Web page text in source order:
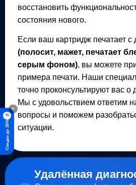
×
%
Скидка до 20%
восстановить
состояния нового.
Если ваш картридж печатает с
(полосит, мажет, печатает
серым фоном), вы можете
примера печати. Наши
точно проконсультируют вас
Мы с удовольствием ответим
вопросы и поможем
ситуации.
Удалённая